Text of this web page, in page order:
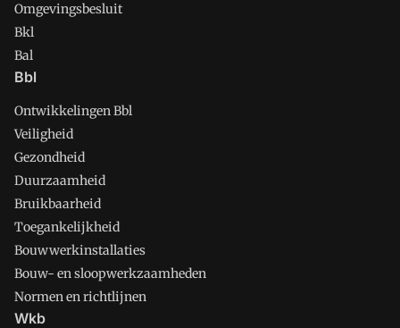
Omgevingsbesluit
Bkl
Bal
Bbl
Ontwikkelingen Bbl
Veiligheid
Gezondheid
Duurzaamheid
Bruikbaarheid
Toegankelijkheid
Bouwwerkinstallaties
Bouw- en sloopwerkzaamheden
Normen en richtlijnen
Wkb